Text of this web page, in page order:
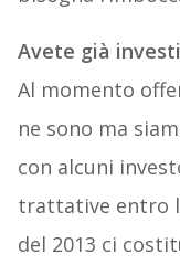
Avete già
Al momento
ne sono ma
con alcuni
trattative entro
del 2013 ci